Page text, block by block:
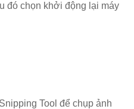
đó chọn khởi động lại máy
Tool để chụp ảnh